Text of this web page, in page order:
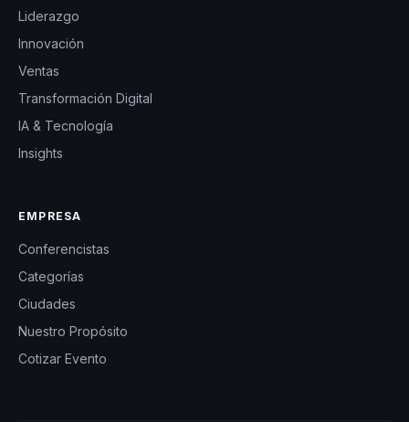
Liderazgo
Innovación
Ventas
Transformación Digital
IA & Tecnología
Insights
EMPRESA
Conferencistas
Categorías
Ciudades
Nuestro Propósito
Cotizar Evento